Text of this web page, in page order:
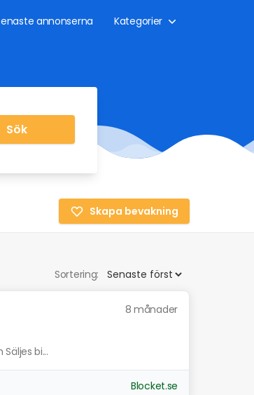
annonserna Kategorier
Sök
Skapa bevakning
Sortering:
8 månader
bi...
Blocket.se